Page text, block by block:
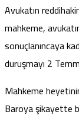
Avukatın
mahkeme,
sonuçlanıncaya
duruşmayı 2
Mahkeme
Baroya şikayette